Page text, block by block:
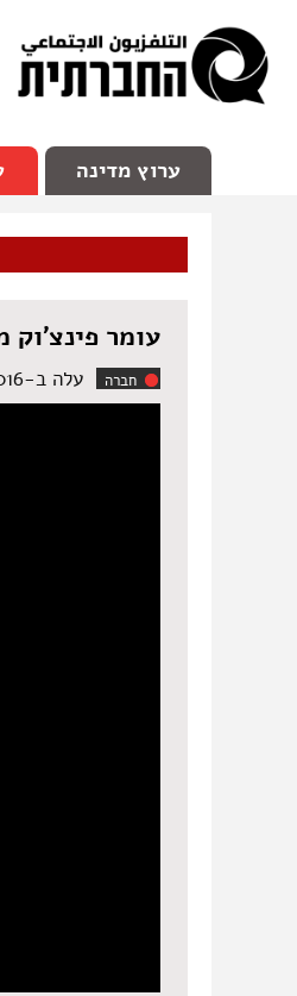
ערוץ מדינה
עומר
חברה עלה ב-16/06/2016, 14:57